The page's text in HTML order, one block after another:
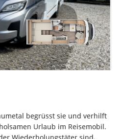
begrüsst sie und verhilft
Urlaub im Reisemobil.